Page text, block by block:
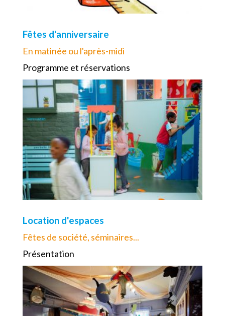
Fêtes d'anniversaire
En matinée ou l'après-midi
Programme et réservations
Location d'espaces
Fêtes de société, séminaires...
Présentation